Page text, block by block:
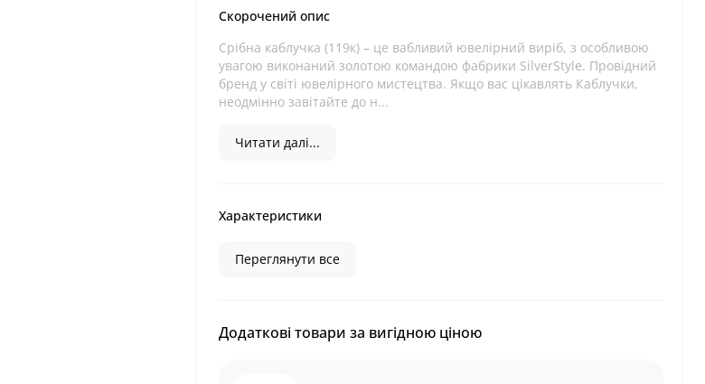
Скорочений опис
Срібна каблучка (119к) – це вабливий ювелірний виріб, з особливою
увагою виконаний золотою командою фабрики SilverStyle. Провідний
бренд у світі ювелірного мистецтва. Якщо вас цікавлять Каблучки,
неодмінно завітайте до н...
Читати далі...
Характеристики
Переглянути все
Додаткові товари за вигідною ціною